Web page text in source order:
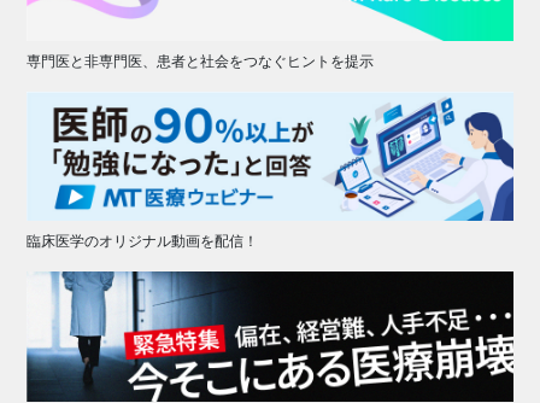
専門医と非専門医、患者と社会をつなぐヒントを提示
臨床医学のオリジナル動画を配信！